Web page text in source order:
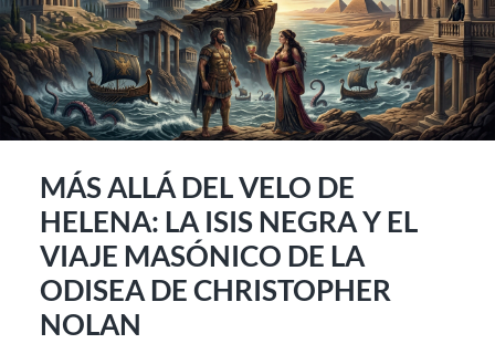
MÁS ALLÁ DEL VELO DE
HELENA: LA ISIS NEGRA Y EL
VIAJE MASÓNICO DE LA
ODISEA DE CHRISTOPHER
NOLAN